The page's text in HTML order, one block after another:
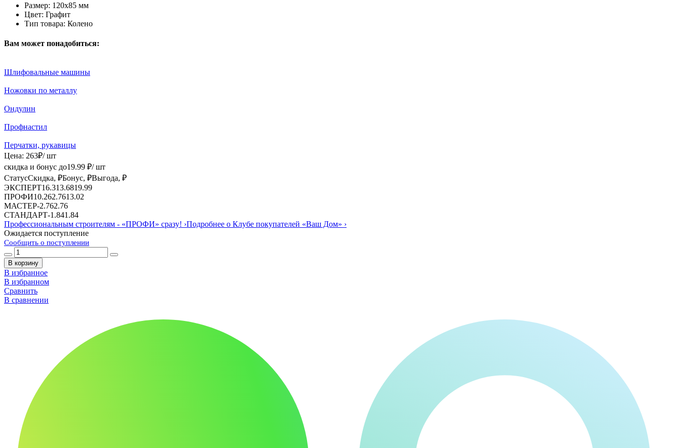
Размер: 120х85 мм
Цвет: Графит
Тип товара: Колено
Вам может понадобиться:
Шлифовальные машины
Ножовки по металлу
Ондулин
Профнастил
Перчатки, рукавицы
Цена: 263₽/ шт
скидка и бонус до19.99 ₽/ шт
СтатусСкидка, ₽Бонус, ₽Выгода, ₽
ЭКСПЕРТ16.313.6819.99
ПРОФИ10.262.7613.02
МАСТЕР-2.762.76
СТАНДАРТ-1.841.84
Профессиональным строителям - «ПРОФИ» сразу! ›Подробнее о Клубе покупателей «Ваш Дом» ›
Ожидается поступление
Сообщить о поступлении
В корзину
В избранное
В избранном
Сравнить
В сравнении